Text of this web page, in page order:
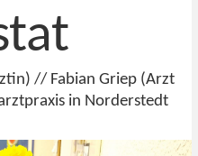
// Fabian Griep (Arzt
in Norderstedt